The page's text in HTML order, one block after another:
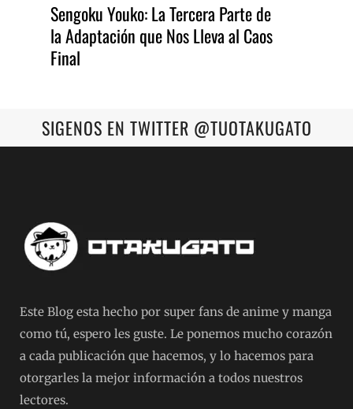
Sengoku Youko: La Tercera Parte de
la Adaptación que Nos Lleva al Caos
Final
SIGENOS EN TWITTER @TUOTAKUGATO
Este Blog esta hecho por super fans de anime y manga
como tú, espero les guste. Le ponemos mucho corazón
a cada publicación que hacemos, y lo hacemos para
otorgarles la mejor información a todos nuestros
lectores.